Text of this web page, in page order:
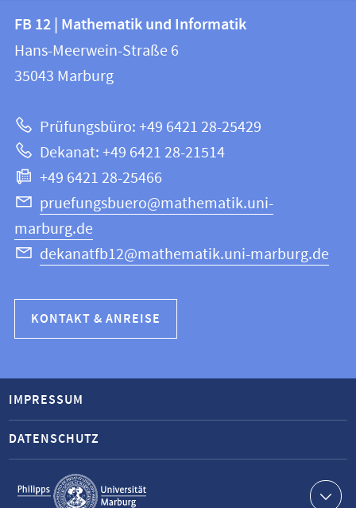
Kontakt
und
Informationen
Website
FB
12
|
und
Informatik
FB 12 | Mathematik und Informatik
Hans-Meerwein-Straße 6
35043 Marburg
Prüfungsbüro: +49 6421 28-25429
Dekanat: +49 6421 28-21514
+49 6421 28-25466
pruefungsbuero@mathematik.uni-
marburg.de
dekanatfb12@mathematik.uni-marburg.de
KONTAKT & ANREISE
Service-
Navigation
IMPRESSUM
DATENSCHUTZ